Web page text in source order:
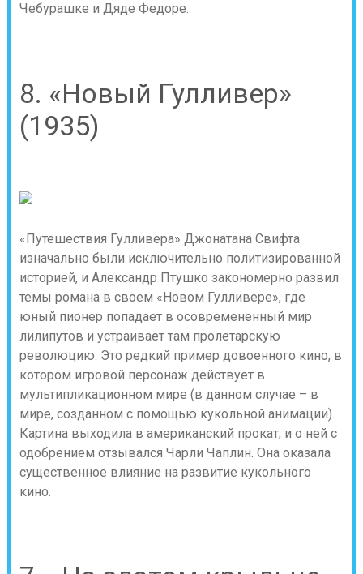
Чебурашке и Дяде Федоре.
8. «Новый Гулливер»
(1935)
«Путешествия Гулливера» Джонатана Свифта
изначально были исключительно политизированной
историей, и Александр Птушко закономерно развил
темы романа в своем «Новом Гулливере», где
юный пионер попадает в осовремененный мир
лилипутов и устраивает там пролетарскую
революцию. Это редкий пример довоенного кино, в
котором игровой персонаж действует в
мультипликационном мире (в данном случае – в
мире, созданном с помощью кукольной анимации).
Картина выходила в американский прокат, и о ней с
одобрением отзывался Чарли Чаплин. Она оказала
существенное влияние на развитие кукольного
кино.